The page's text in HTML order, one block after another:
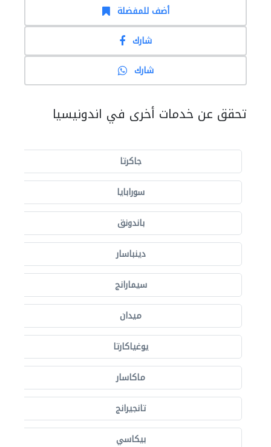
أضف للمفضلة
شارك
شارك
تحقق عن خدمات أخرى في اندونيسيا
جاكرتا
سورابايا
باندونق
دينباسار
سيمارانج
ميدان
يوغياكارتا
ماكاسار
تانجيرانج
بيكاسي